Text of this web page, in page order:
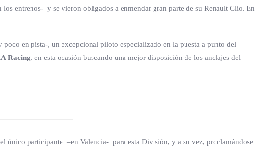
entrenos- y se vieron obligados a enmendar gran parte de su Renault Clio. En
en pista-, un excepcional piloto especializado en la puesta a punto del
Racing, en esta ocasión buscando una mejor disposición de los anclajes del
único participante –en Valencia- para esta División, y a su vez, proclamándose